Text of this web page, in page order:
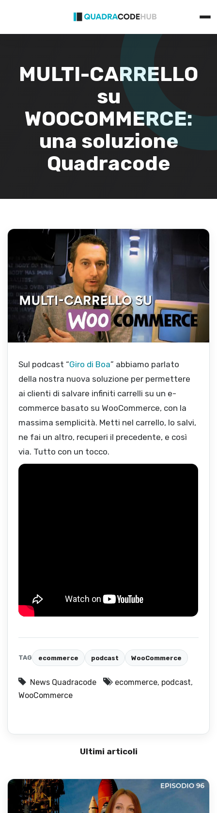
MULTI-CARRELLO
su
WOOCOMMERCE:
una soluzione
Quadracode
Sul podcast “Giro di Boa” abbiamo parlato
della nostra nuova soluzione per permettere
ai clienti di salvare infiniti carrelli su un e-
commerce basato su WooCommerce, con la
massima semplicità. Metti nel carrello, lo salvi,
ne fai un altro, recuperi il precedente, e così
via. Tutto con un tocco.
TAG ecommerce podcast WooCommerce
News Quadracode ecommerce, podcast,
WooCommerce
Ultimi articoli